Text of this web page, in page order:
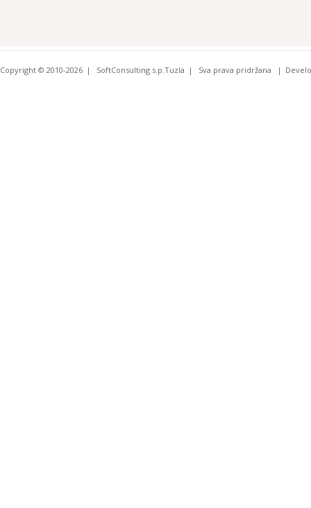
Copyright © 2010-2026 SoftConsulting s.p.Tuzla Sva prava pridržana